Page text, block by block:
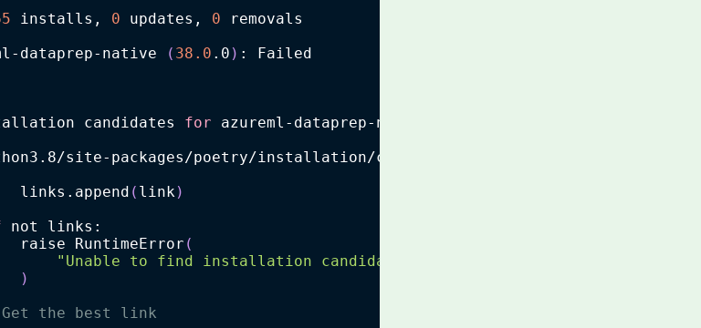
installs, 0 updates, 0 removals
dataprep-native
( 38.0 .0 ) : Failed
candidates for azureml-dataprep-native
site-packages/poetry/installation/chooser.py:72
( link)
not links:
RuntimeError (
"Unable to find installation candidates for {}"
)
the best link